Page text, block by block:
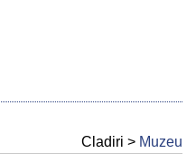
Cladiri > Muzeu